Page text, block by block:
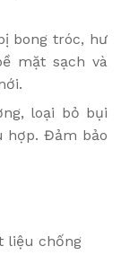
bong tróc, hư
mặt sạch và
loại bỏ bụi
hợp. Đảm bảo
liệu chống